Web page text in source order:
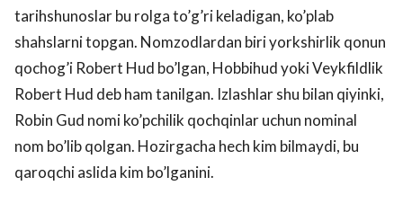
tarihshunoslar bu rolga to’g’ri keladigan, ko’plab
shahslarni topgan. Nomzodlardan biri yorkshirlik qonun
qochog’i Robert Hud bo’lgan, Hobbihud yoki Veykfildlik
Robert Hud deb ham tanilgan. Izlashlar shu bilan qiyinki,
Robin Gud nomi ko’pchilik qochqinlar uchun nominal
nom bo’lib qolgan. Hozirgacha hech kim bilmaydi, bu
qaroqchi aslida kim bo’lganini.